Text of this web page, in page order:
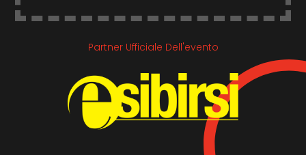
Partner Ufficiale Dell'evento